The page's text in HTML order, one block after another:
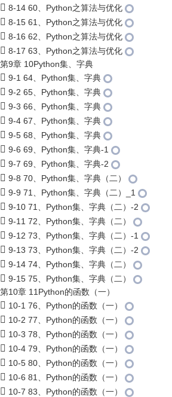
8-14 60、Python之算法与优化
8-15 61、Python之算法与优化
8-16 62、Python之算法与优化
8-17 63、Python之算法与优化
第9章 10Python集、字典
9-1 64、Python集、字典
9-2 65、Python集、字典
9-3 66、Python集、字典
9-4 67、Python集、字典
9-5 68、Python集、字典
9-6 69、Python集、字典-1
9-7 69、Python集、字典-2
9-8 70、Python集、字典（二）
9-9 71、Python集、字典（二）_1
9-10 71、Python集、字典（二）-2
9-11 72、Python集、字典（二）
9-12 73、Python集、字典（二）-1
9-13 73、Python集、字典（二）-2
9-14 74、Python集、字典（二）
9-15 75、Python集、字典（二）
第10章 11Python的函数（一）
10-1 76、Python的函数（一）
10-2 77、Python的函数（一）
10-3 78、Python的函数（一）
10-4 79、Python的函数（一）
10-5 80、Python的函数（一）
10-6 81、Python的函数（一）
10-7 83、Python的函数（一）